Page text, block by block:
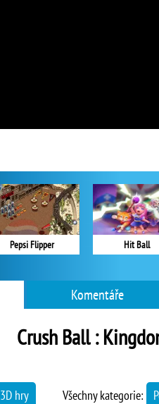
Pepsi Flipper Hit Ball
Komentáře
Crush Ball :
3D hry Všechny kategorie: